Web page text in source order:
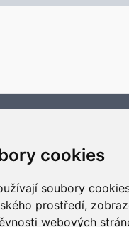
cookies
soubory
prostředí,
webových